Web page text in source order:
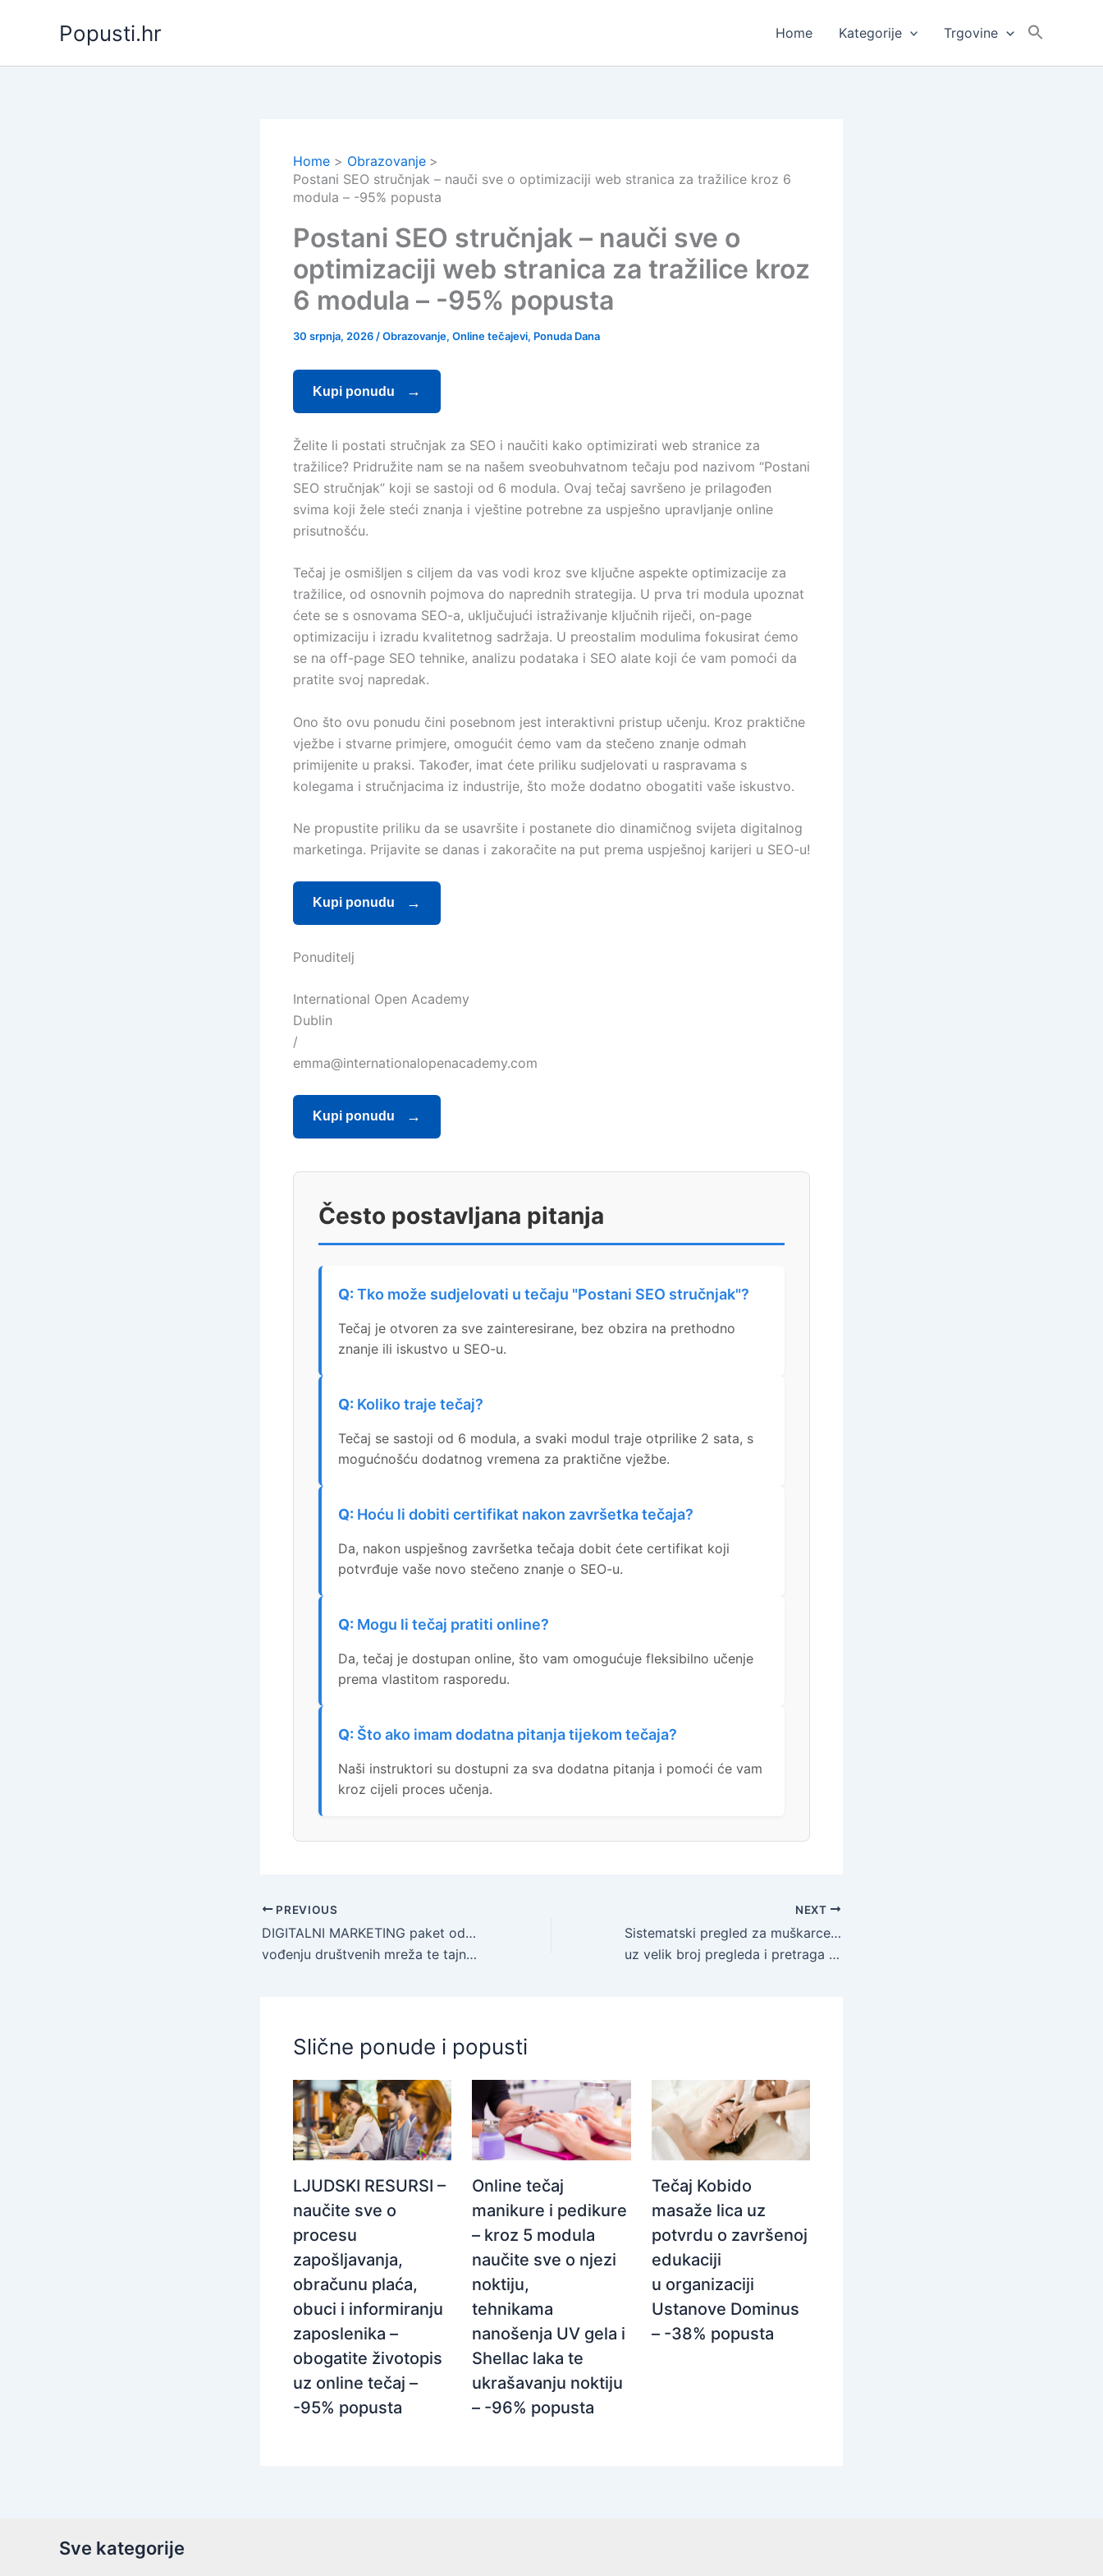
Popusti.hr Home Kategorije Trgovine
Home
Obrazovanje
Postani SEO stručnjak – nauči sve o optimizaciji web stranica za tražilice kroz 6
modula – -95% popusta
Postani SEO stručnjak – nauči sve o
optimizaciji web stranica za tražilice kroz
6 modula – -95% popusta
30 srpnja, 2026 /Obrazovanje, Online tečajevi, Ponuda Dana
Kupi ponudu
Želite li postati stručnjak za SEO i naučiti kako optimizirati web stranice za
tražilice? Pridružite nam se na našem sveobuhvatnom tečaju pod nazivom “Postani
SEO stručnjak” koji se sastoji od 6 modula. Ovaj tečaj savršeno je prilagođen
svima koji žele steći znanja i vještine potrebne za uspješno upravljanje online
prisutnošću.
Tečaj je osmišljen s ciljem da vas vodi kroz sve ključne aspekte optimizacije za
tražilice, od osnovnih pojmova do naprednih strategija. U prva tri modula upoznat
ćete se s osnovama SEO-a, uključujući istraživanje ključnih riječi, on-page
optimizaciju i izradu kvalitetnog sadržaja. U preostalim modulima fokusirat ćemo
se na off-page SEO tehnike, analizu podataka i SEO alate koji će vam pomoći da
pratite svoj napredak.
Ono što ovu ponudu čini posebnom jest interaktivni pristup učenju. Kroz praktične
vježbe i stvarne primjere, omogućit ćemo vam da stečeno znanje odmah
primijenite u praksi. Također, imat ćete priliku sudjelovati u raspravama s
kolegama i stručnjacima iz industrije, što može dodatno obogatiti vaše iskustvo.
Ne propustite priliku da se usavršite i postanete dio dinamičnog svijeta digitalnog
marketinga. Prijavite se danas i zakoračite na put prema uspješnoj karijeri u SEO-u!
Kupi ponudu
Ponuditelj
International Open Academy
Dublin
/
emma@internationalopenacademy.com
Kupi ponudu
Često postavljana pitanja
Tko može sudjelovati u tečaju "Postani SEO stručnjak"?
Tečaj je otvoren za sve zainteresirane, bez obzira na prethodno
znanje ili iskustvo u SEO-u.
Koliko traje tečaj?
Tečaj se sastoji od 6 modula, a svaki modul traje otprilike 2 sata, s
mogućnošću dodatnog vremena za praktične vježbe.
Hoću li dobiti certifikat nakon završetka tečaja?
Da, nakon uspješnog završetka tečaja dobit ćete certifikat koji
potvrđuje vaše novo stečeno znanje o SEO-u.
Mogu li tečaj pratiti online?
Da, tečaj je dostupan online, što vam omogućuje fleksibilno učenje
prema vlastitom rasporedu.
Što ako imam dodatna pitanja tijekom tečaja?
Naši instruktori su dostupni za sva dodatna pitanja i pomoći će vam
kroz cijeli proces učenja.
PREVIOUS
DIGITALNI MARKETING paket od 4 online tečaja – naučite sve o SEO optimizaciji,
vođenju društvenih mreža te tajne vođenja Facebooka i Instagrama – -97% popusta
NEXT
Sistematski pregled za muškarce u Poliklinici Profozić, bez čekanja,
uz velik broj pregleda i pretraga u Poliklinici Dr Zora Profozić – -40% popusta
Slične ponude i popusti
LJUDSKI RESURSI –
naučite sve o
procesu
zapošljavanja,
obračunu plaća,
obuci i informiranju
zaposlenika –
obogatite životopis
uz online tečaj –
-95% popusta
Online tečaj
manikure i pedikure
– kroz 5 modula
naučite sve o njezi
noktiju,
tehnikama
nanošenja UV gela i
Shellac laka te
ukrašavanju noktiju
– -96% popusta
Tečaj Kobido
masaže lica uz
potvrdu o završenoj
edukaciji
u organizaciji
Ustanove Dominus
– -38% popusta
Sve kategorije